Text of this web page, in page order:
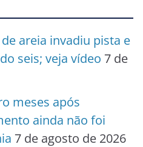
areia invadiu pista e
seis; veja vídeo 7 de
meses após
ainda não foi
7 de agosto de 2026